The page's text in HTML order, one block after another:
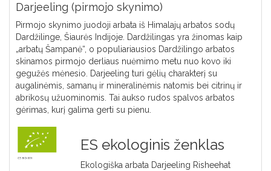
Darjeeling (pirmojo skynimo)
Pirmojo skynimo juodoji arbata iš Himalajų arbatos sodų
Dardžilinge, Šiaurės Indijoje. Dardžilingas yra žinomas kaip
„arbatų Šampanė“, o populiariausios Dardžilingo arbatos
skinamos pirmojo derliaus nuėmimo metu nuo kovo iki
gegužės mėnesio. Darjeeling turi gėlių charakterį su
augalinėmis, samanų ir mineralinėmis natomis bei citrinų ir
abrikosų užuominomis. Tai aukso rudos spalvos arbatos
gėrimas, kurį galima gerti su pienu.
ES ekologinis ženklas
Ekologiška arbata Darjeeling Risheehat